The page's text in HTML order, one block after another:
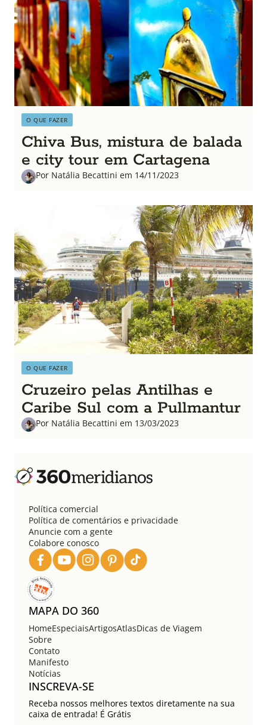
O QUE FAZER
Chiva Bus, mistura de balada
e city tour em Cartagena
Por Natália Becattini em 14/11/2023
O QUE FAZER
Cruzeiro pelas Antilhas e
Caribe Sul com a Pullmantur
Por Natália Becattini em 13/03/2023
Política comercial
Política de comentários e privacidade
Anuncie com a gente
Colabore conosco
MAPA DO 360
HomeEspeciaisArtigosAtlasDicas de Viagem
Sobre
Contato
Manifesto
Notícias
INSCREVA-SE
Receba nossos melhores textos diretamente na sua
caixa de entrada! É Grátis